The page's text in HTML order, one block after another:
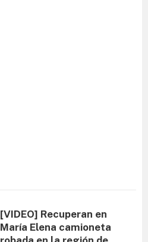
[VIDEO] Recuperan en
María Elena camioneta